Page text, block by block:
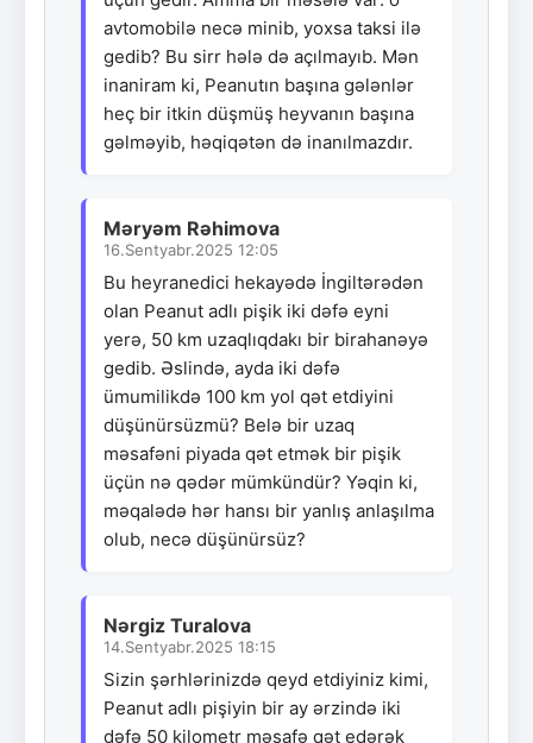
avtomobilə necə minib, yoxsa taksi ilə
gedib? Bu sirr hələ də açılmayıb. Mən
inaniram ki, Peanutın başına gələnlər
heç bir itkin düşmüş heyvanın başına
gəlməyib, həqiqətən də inanılmazdır.
Məryəm Rəhimova
16.Sentyabr.2025 12:05
Bu heyranedici hekayədə İngiltərədən
olan Peanut adlı pişik iki dəfə eyni
yerə, 50 km uzaqlıqdakı bir birahanəyə
gedib. Əslində, ayda iki dəfə
ümumilikdə 100 km yol qət etdiyini
düşünürsüzmü? Belə bir uzaq
məsafəni piyada qət etmək bir pişik
üçün nə qədər mümkündür? Yəqin ki,
məqalədə hər hansı bir yanlış anlaşılma
olub, necə düşünürsüz?
Nərgiz Turalova
14.Sentyabr.2025 18:15
Sizin şərhlərinizdə qeyd etdiyiniz kimi,
Peanut adlı pişiyin bir ay ərzində iki
dəfə 50 kilometr məsafə qət edərək